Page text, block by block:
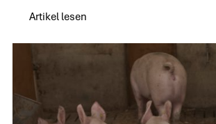
Artikel lesen